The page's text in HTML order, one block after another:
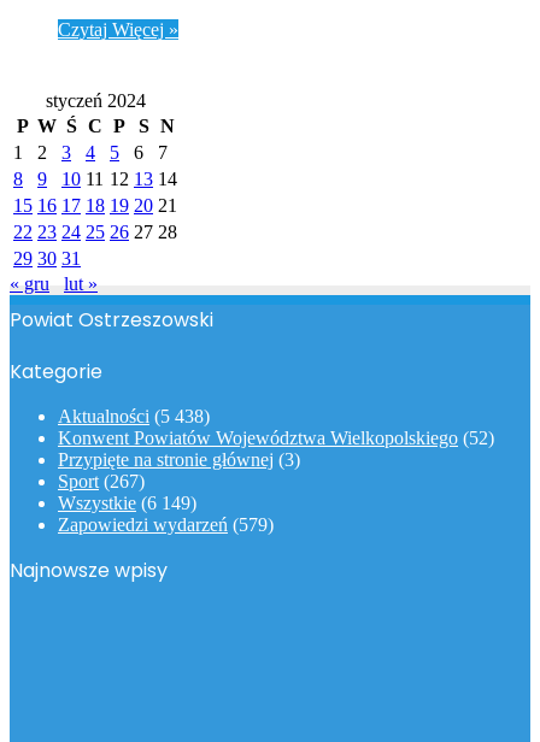
Czytaj Więcej »
styczeń 2024
P W Ś C P S N
1
2 3 4 5 6
7
8
9 10 11 12 13 14
15 16 17 18 19 20 21
22 23 24 25 26 27 28
29 30 31
« gru
lut »
Powiat Ostrzeszowski
Kategorie
Aktualności (5 438)
Konwent Powiatów Województwa Wielkopolskiego (52)
Przypięte na stronie głównej (3)
Sport (267)
Wszystkie (6 149)
Zapowiedzi wydarzeń (579)
Najnowsze wpisy